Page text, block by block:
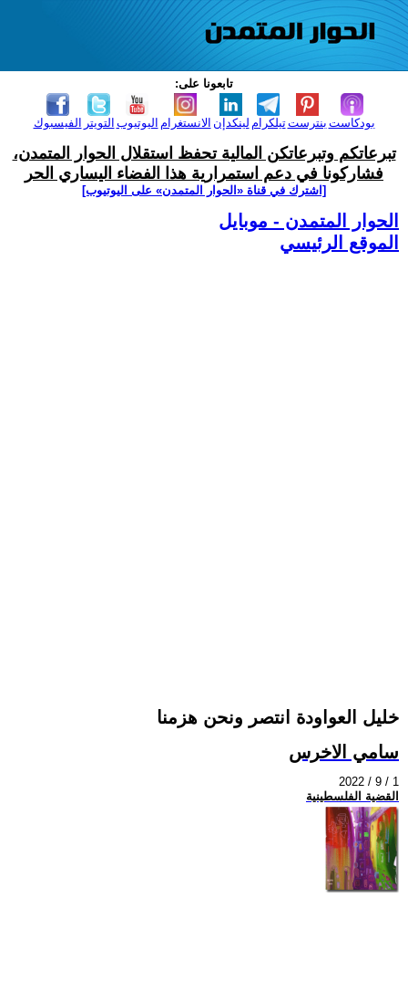
تابعونا على:
الفيسبوك التويتر اليوتيوب الانستغرام لينكدإن تيلكرامبنترست بودكاست
تبرعاتكم وتبرعاتكن المالية تحفظ استقلال الحوار المتمدن،
فشاركونا في دعم استمرارية هذا الفضاء اليساري الحر
[اشترك في قناة ‫«الحوار المتمدن» على اليوتيوب]
الحوار المتمدن - موبايل
الموقع الرئيسي
خليل العواودة انتصر ونحن هزمنا
سامي الاخرس
2022 / 9 / 1
القضية الفلسطينية